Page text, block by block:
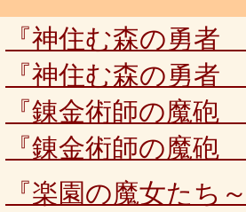
『神住む森の勇者
『神住む森の勇者
『錬金術師の魔砲
『錬金術師の魔砲
『楽園の魔女たち